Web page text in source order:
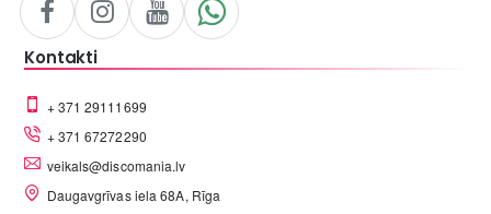
Kontakti
+ 371 29111699
+ 371 67272290
veikals@discomania.lv
Daugavgrīvas iela 68A, Rīga